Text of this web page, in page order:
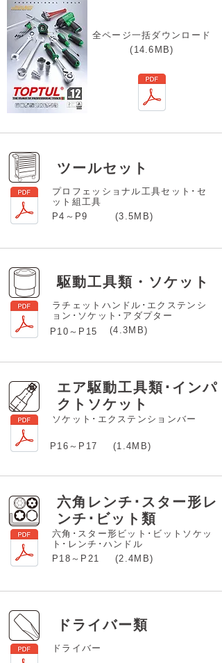
全ページ一括ダウンロード
(14.6MB)
ツールセット
プロフェッショナル工具セット ･セ
ット組工具
P4～P9
(3.5MB)
駆動工具類・ソケット
ラチェットハンドル･エクステンシ
ョン･ソケット･アダプター
(4.3MB)
P10～P15
エア駆動工具類･インパ
クトソケット
ソケット･エクステンションバー
P16～P17 (1.4MB)
​六角レンチ･スター形レ
ンチ･ビット類
六角･スター形ビット･ビットソケッ
ト･レンチ･ハンドル
(2.4MB)
P18～P21
ドライバー
ドライバー類